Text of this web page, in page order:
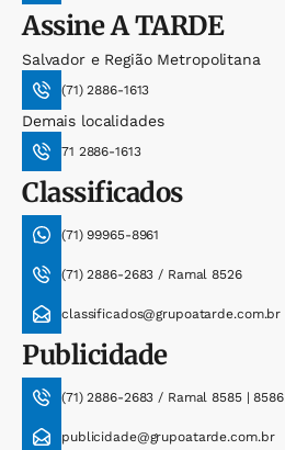
AssineA TARDE
Salvador e Região Metropolitana
(71) 2886-1613
Demais localidades
71 2886-1613
Classificados
(71) 99965-8961
(71) 2886-2683 / Ramal 8526
classificados@grupoatarde.com.br
Publicidade
(71) 2886-2683 / Ramal 8585 | 8586
publicidade@grupoatarde.com.br